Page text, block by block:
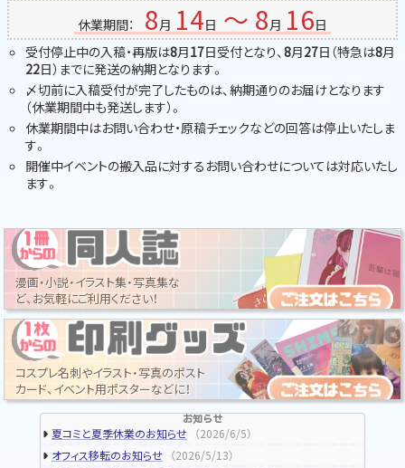
休業期間： 8月 14日 ～ 8月 16日
受付停止中の入稿・再版は8月17日受付となり、8月27日（特急は8月
22日）までに発送の納期となります。
〆切前に入稿受付が完了したものは、納期通りのお届けとなります
（休業期間中も発送します）。
休業期間中はお問い合わせ・原稿チェックなどの回答は停止いたしま
す。
開催中イベントの搬入品に対するお問い合わせについては対応いたし
ます。
漫画・小説・イラスト集・写真集な
ど、お気軽にご利用ください！
コスプレ名刺やイラスト・写真のポスト
カード、イベント用ポスターなどに！
お知らせ
夏コミと夏季休業のお知らせ （2026/6/5）
オフィス移転のお知らせ （2026/5/13）